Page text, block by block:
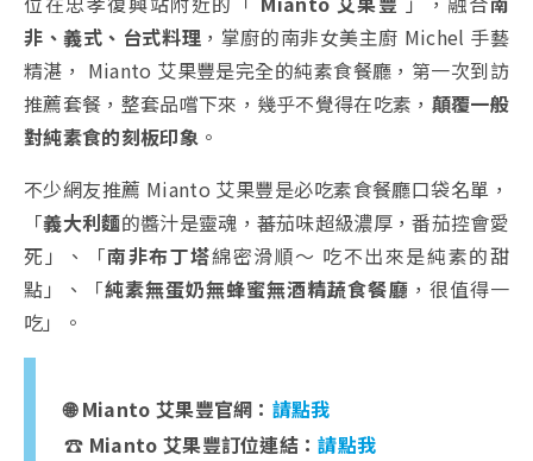
非、義式、台式料理 ，掌廚的南非女美主廚 Michel 手藝
精湛， Mianto 艾果豐是完全的純素食餐廳，第一次到訪
推薦套餐，整套品嚐下來，幾乎不覺得在吃素， 顛覆一般
對純素食的刻板印象。
不少網友推薦 Mianto 艾果豐是必吃素食餐廳口袋名單，
「義大利麵的醬汁是靈魂，蕃茄味超級濃厚，番茄控會愛
死」、「南非布丁塔綿密滑順～ 吃不出來是純素的甜
點」、「純素無蛋奶無蜂蜜無酒精蔬食餐廳 ，很值得一
吃」。
🌐 Mianto 艾果豐官網： 請點我
☎️ Mianto 艾果豐訂位連結：請點我